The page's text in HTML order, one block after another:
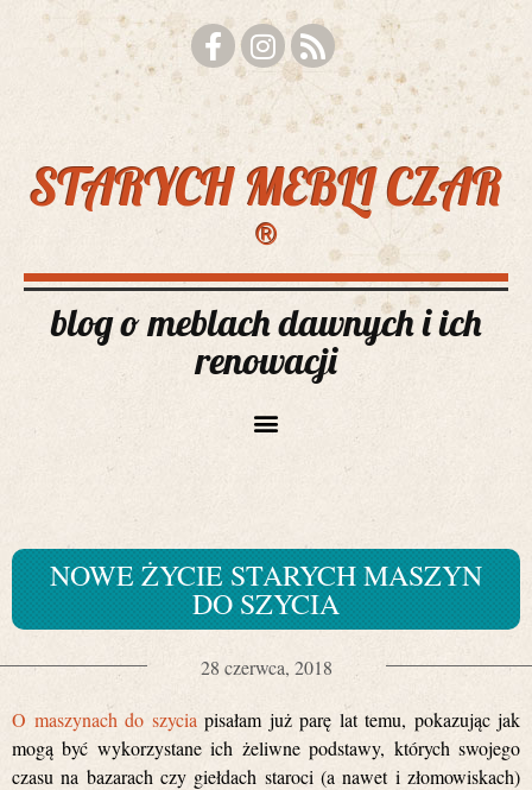
STARYCH MEBLI CZAR
®
blog o meblach dawnych i ich
renowacji
NOWE ŻYCIE STARYCH MASZYN
DO SZYCIA
28 czerwca, 2018
O maszynach do szycia pisałam już parę lat temu, pokazując jak
mogą być wykorzystane ich żeliwne podstawy, których swojego
czasu na bazarach czy giełdach staroci (a nawet i złomowiskach)